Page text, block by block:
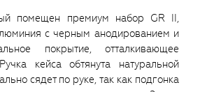
помещен премиум набор GR II,
с черным анодированием и
покрытие, отталкивающее
кейса обтянута натуральной
сядет по руке, так как подгонка